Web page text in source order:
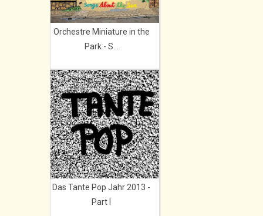
Orchestre Miniature in the
Park - S...
Das Tante Pop Jahr 2013 -
Part I